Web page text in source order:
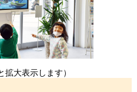
拡大表示します）